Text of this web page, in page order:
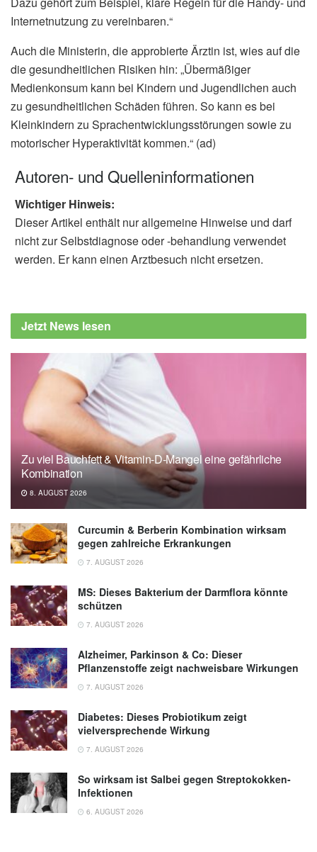
Internetnutzung zu vereinbaren.“
Auch die Ministerin, die approbierte Ärztin ist, wies auf die
die gesundheitlichen Risiken hin: „Übermäßiger
Medienkonsum kann bei Kindern und Jugendlichen auch
zu gesundheitlichen Schäden führen. So kann es bei
Kleinkindern zu Sprachentwicklungsstörungen sowie zu
motorischer Hyperaktivität kommen.“ (ad)
Autoren- und Quelleninformationen
Wichtiger Hinweis:
Dieser Artikel enthält nur allgemeine Hinweise und darf
nicht zur Selbstdiagnose oder -behandlung verwendet
werden. Er kann einen Arztbesuch nicht ersetzen.
Jetzt News lesen
Zu viel Bauchfett & Vitamin-D-Mangel eine gefährliche
Kombination
8. AUGUST 2026
Curcumin & Berberin Kombination wirksam
gegen zahlreiche Erkrankungen
7. AUGUST 2026
MS: Dieses Bakterium der Darmflora könnte
schützen
7. AUGUST 2026
Alzheimer, Parkinson & Co: Dieser
Pflanzenstoffe zeigt nachweisbare Wirkungen
7. AUGUST 2026
Diabetes: Dieses Probiotikum zeigt
vielversprechende Wirkung
7. AUGUST 2026
So wirksam ist Salbei gegen Streptokokken-
Infektionen
6. AUGUST 2026